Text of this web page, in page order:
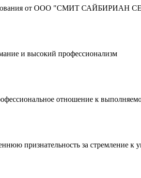
от ООО "СМИТ САЙБИРИАН
и высокий профессионализм
отношение к
признательность за стремление к